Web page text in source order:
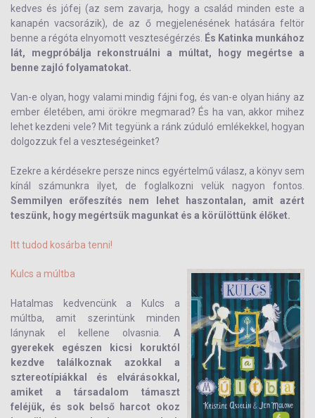
kedves és jófej (az sem zavarja, hogy a család minden este a
kanapén vacsorázik), de az ő megjelenésének hatására feltör
benne a régóta elnyomott veszteségérzés.
És Katinka munkához
lát, megpróbálja rekonstruálni a múltat, hogy megértse a
benne zajló folyamatokat.
Van-e olyan, hogy valami mindig fájni fog, és van-e olyan hiány az
ember életében, ami örökre megmarad? És ha van, akkor mihez
lehet kezdeni vele? Mit tegyünk a ránk zúduló emlékekkel, hogyan
dolgozzuk fel a veszteségeinket?
Ezekre a kérdésekre persze nincs egyértelmű válasz, a könyv sem
kínál számunkra ilyet, de foglalkozni velük nagyon fontos.
Semmilyen erőfeszítés nem lehet haszontalan, amit azért
teszünk, hogy megértsük magunkat és a körülöttünk élőket.
Itt tudod kosárba tenni!
Kulcs a múltba
Hatalmas kedvencünk a Kulcs a
múltba, amit szerintünk minden
lánynak el kellene olvasnia
A
gyerekek egészen kicsi koruktól
kezdve találkoznak azokkal a
sztereotípiákkal és elvárásokkal,
amiket a társadalom támaszt
feléjük, és sok belső harcot okoz